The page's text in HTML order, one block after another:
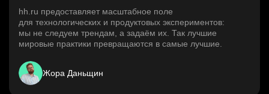
hh.ru предоставляет масштабное поле
для технологических и продуктовых экспериментов:
мы не следуем трендам, а задаём их. Так лучшие
мировые практики превращаются в самые лучшие.
Жора Даньщин